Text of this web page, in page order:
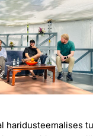
haridusteemalises